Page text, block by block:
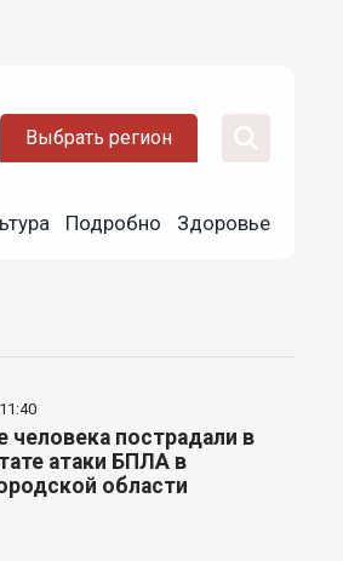
Выбрать регион
Подробно Здоровье
человека пострадали в
атаки БПЛА в
области